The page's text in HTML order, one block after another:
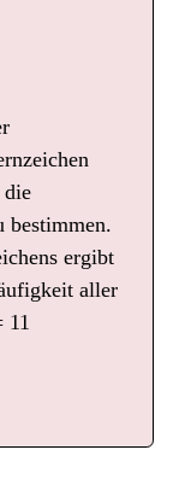
die
bestimmen.
ergibt
aller
11